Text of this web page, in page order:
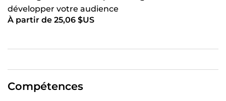
développer votre audience
À partir de 25,06 $US
Compétences